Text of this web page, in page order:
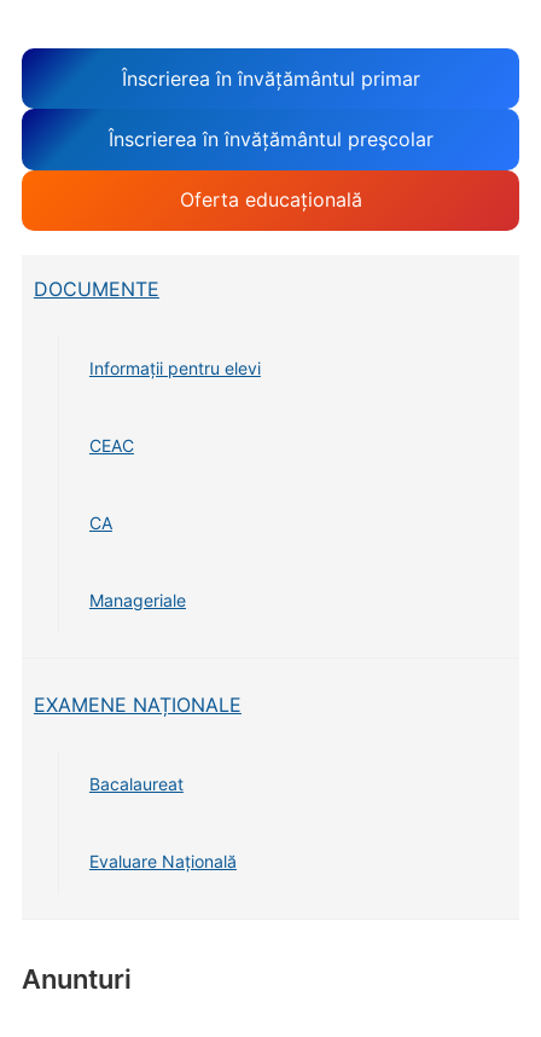
Înscrierea în învățământul primar
Înscrierea în învățământul preşcolar
Oferta educațională
DOCUMENTE
Informații pentru elevi
CEAC
CA
Manageriale
EXAMENE NAȚIONALE
Bacalaureat
Evaluare Națională
Anunturi